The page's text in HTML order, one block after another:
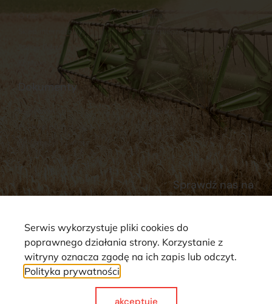
Dokumenty
Regulamin
Polityka prywatności
Reklamacje i zwroty
Dostawy
Płatności
Sklep internetowy
Praca
Ubezpieczenia
Sprawdź nas na
Strona wykorzystuje pliki cookie. Wszystkie prawa zastrzeżone ©
Serwis wykorzystuje pliki cookies do
poprawnego działania strony. Korzystanie z
witryny oznacza zgodę na ich zapis lub odczyt.
Polityka prywatności
akceptuje